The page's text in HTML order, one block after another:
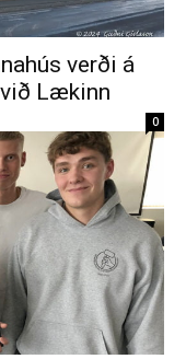
verði á
Lækinn
0